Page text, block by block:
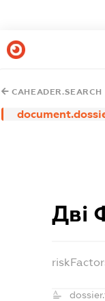
CAHEADER.SEARCH
Дві